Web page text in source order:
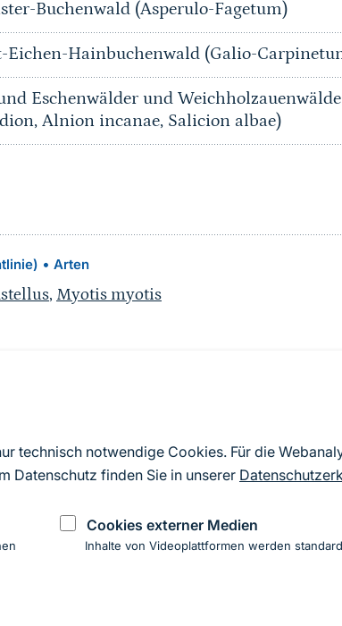
technisch notwendige Cookies. Für die
Datenschutz finden Sie in unserer
Cookies externer Medien
Inhalte von Videoplattformen werden
Buchenwald (Asperulo-Fagetum)
Eichen-Hainbuchenwald (Galio-
Eschenwälder und
Alnion incanae, Salicion albae)
• Arten
, Myotis myotis
an die EU übermittelten Standarddatenbögen
Schutzgründen enthalten die zur